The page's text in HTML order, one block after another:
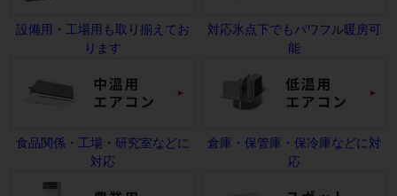
設備用・工場用も取り揃えてお
ります
対応氷点下でもパワフル暖房可
能
食品関係・工場・研究室などに
対応
倉庫・保管庫・保冷庫などに対
応